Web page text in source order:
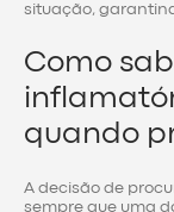
situação,
Como
quando
A decisão de
sempre que uma